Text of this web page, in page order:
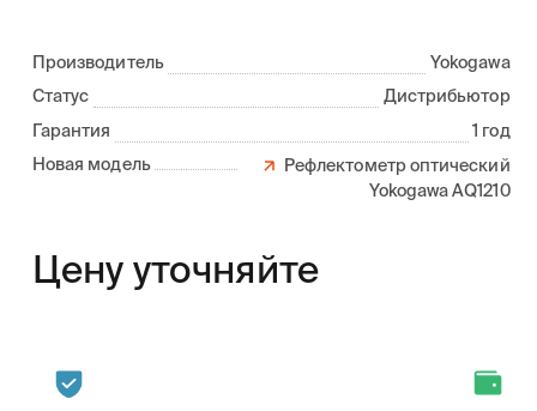
Производитель
Yokogawa
Статус
Дистрибьютор
Гарантия
1 год
Новая модель
Рефлектометр оптический
Yokogawa AQ1210
Цену уточняйте